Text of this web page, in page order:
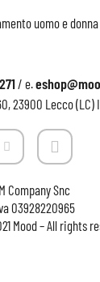
/ e.
23900 Lecco (LC)
Company Snc
03928220965
Mood – All rights